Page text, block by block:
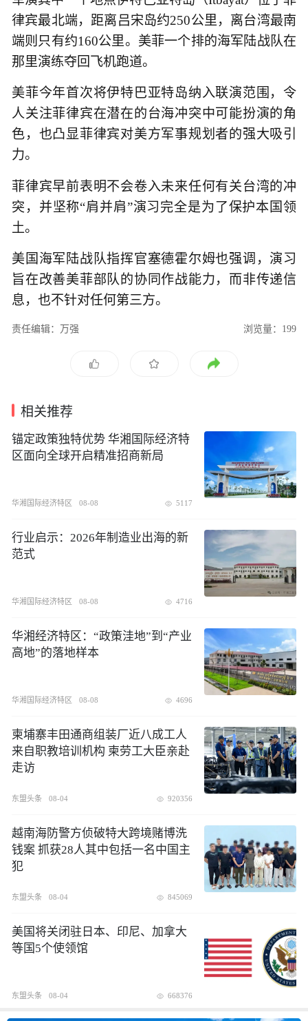
律宾最北端，距离吕宋岛约250公里，离台湾最南
端则只有约160公里。美菲一个排的海军陆战队在
那里演练夺回飞机跑道。
美菲今年首次将伊特巴亚特岛纳入联演范围，令
人关注菲律宾在潜在的台海冲突中可能扮演的角
色，也凸显菲律宾对美方军事规划者的强大吸引
力。
菲律宾早前表明不会卷入未来任何有关台湾的冲
突，并坚称“肩并肩”演习完全是为了保护本国领
土。
美国海军陆战队指挥官塞德霍尔姆也强调，演习
旨在改善美菲部队的协同作战能力，而非传递信
息，也不针对任何第三方。
责任编辑：万强 浏览量：199
相关推荐
锚定政策独特优势 华湘国际经济特
区面向全球开启精准招商新局
华湘国际经济特区 08-08 5117
行业启示：2026年制造业出海的新
范式
华湘国际经济特区 08-08 4716
华湘经济特区：“政策洼地”到“产业
高地”的落地样本
华湘国际经济特区 08-08 4696
柬埔寨丰田通商组装厂近八成工人
来自职教培训机构 柬劳工大臣亲赴
走访
东盟头条 08-04 920356
越南海防警方侦破特大跨境赌博洗
钱案 抓获28人其中包括一名中国主
犯
东盟头条 08-04 845069
美国将关闭驻日本、印尼、加拿大
等国5个使领馆
东盟头条 08-04 668376